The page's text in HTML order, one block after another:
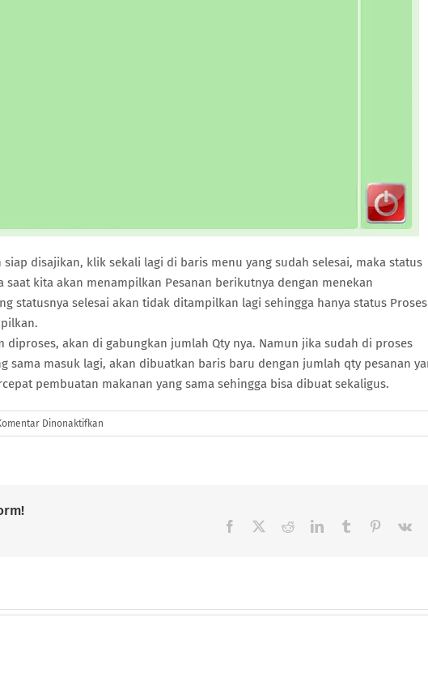
siap disajikan, klik sekali lagi di baris menu yang sudah selesai, maka status
saat kita akan menampilkan Pesanan berikutnya dengan menekan
statusnya selesai akan tidak ditampilkan lagi sehingga hanya status
diproses, akan di gabungkan jumlah Qty nya. Namun jika sudah di proses
sama masuk lagi, akan dibuatkan baris baru dengan jumlah qty pesanan
pembuatan makanan yang sama sehingga bisa dibuat sekaligus.
Dinonaktifkan
Rene
Facebook RedditLinkedInTumblr Pinterest
Vk